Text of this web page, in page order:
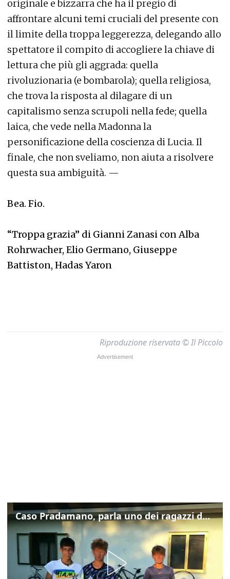
originale e bizzarra che ha il pregio di
affrontare alcuni temi cruciali del presente con
il limite della troppa leggerezza, delegando allo
spettatore il compito di accogliere la chiave di
lettura che più gli aggrada: quella
rivoluzionaria (e bombarola); quella religiosa,
che trova la risposta al dilagare di un
capitalismo senza scrupoli nella fede; quella
laica, che vede nella Madonna la
personificazione della coscienza di Lucia. Il
finale, che non sveliamo, non aiuta a risolvere
questa sua ambiguità. —
Bea. Fio.
“Troppa grazia” di Gianni Zanasi con Alba
Rohrwacher, Elio Germano, Giuseppe
Battiston, Hadas Yaron
Riproduzione riservata © Il Piccolo
Caso Pradamano, parla uno dei ragazzi denunciati per la limonata: "Volevo anche aiutare i miei"